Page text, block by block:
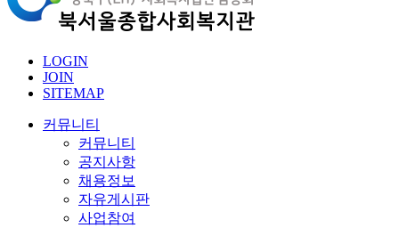
LOGIN
JOIN
SITEMAP
커뮤니티
커뮤니티
공지사항
채용정보
자유게시판
사업참여